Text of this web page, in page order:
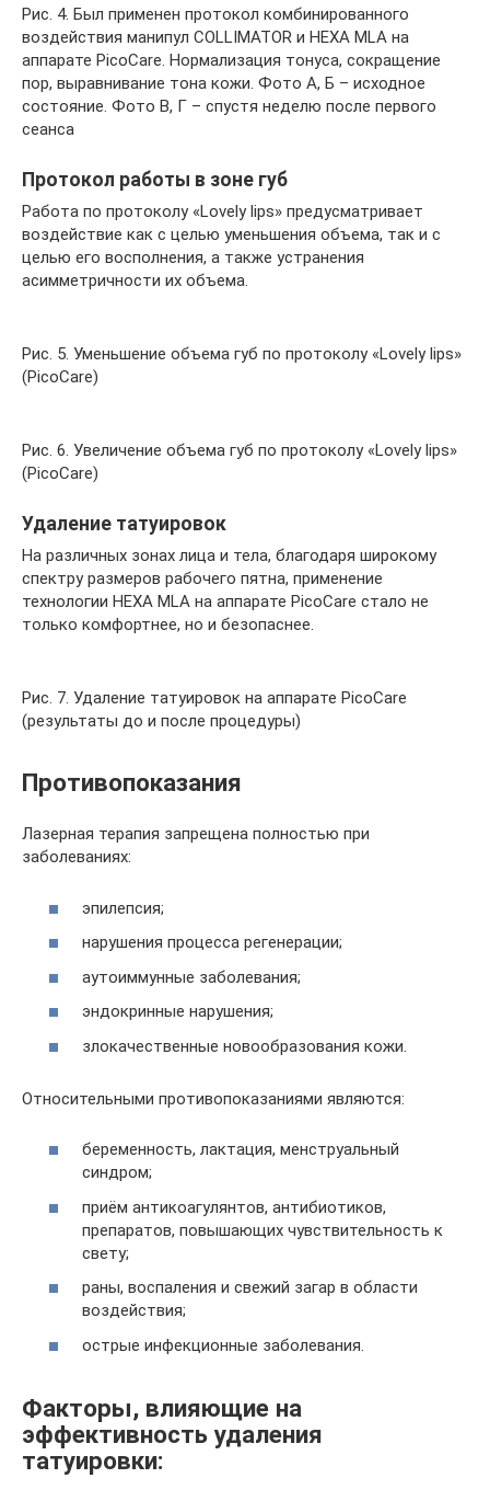
Рис. 4. Был применен протокол комбинированного
воздействия манипул СOLLIMATOR и HEXA MLA на
аппарате PicoCare. Нормализация тонуса, сокращение
пор, выравнивание тона кожи. Фото А, Б – исходное
состояние. Фото В, Г – спустя неделю после первого
сеанса
Протокол работы в зоне губ
Работа по протоколу «Lovely lips» предусматривает
воздействие как с целью уменьшения объема, так и с
целью его восполнения, а также устранения
асимметричности их объема.
Рис. 5. Уменьшение объема губ по протоколу «Lovely lips»
(PicoCare)
Рис. 6. Увеличение объема губ по протоколу «Lovely lips»
(PicoCare)
Удаление татуировок
На различных зонах лица и тела, благодаря широкому
спектру размеров рабочего пятна, применение
технологии HEXA MLA на аппарате PicoCare стало не
только комфортнее, но и безопаснее.
Рис. 7. Удаление татуировок на аппарате PicoCare
(результаты до и после процедуры)
Противопоказания
Лазерная терапия запрещена полностью при
заболеваниях:
эпилепсия;
нарушения процесса регенерации;
аутоиммунные заболевания;
эндокринные нарушения;
злокачественные новообразования кожи.
Относительными противопоказаниями являются:
беременность, лактация, менструальный
синдром;
приём антикоагулянтов, антибиотиков,
препаратов, повышающих чувствительность к
свету;
раны, воспаления и свежий загар в области
воздействия;
острые инфекционные заболевания.
Факторы, влияющие на
эффективность удаления
татуировки: